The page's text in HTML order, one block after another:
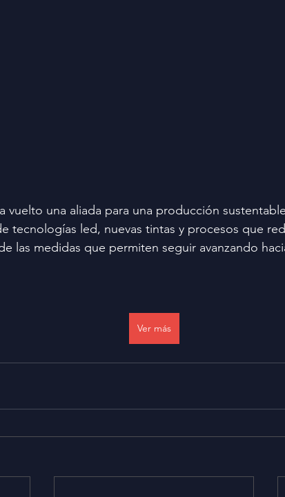
vuelto una aliada para una producción
tecnologías led, nuevas tintas y procesos que
las medidas que permiten seguir avanzando
Ver más